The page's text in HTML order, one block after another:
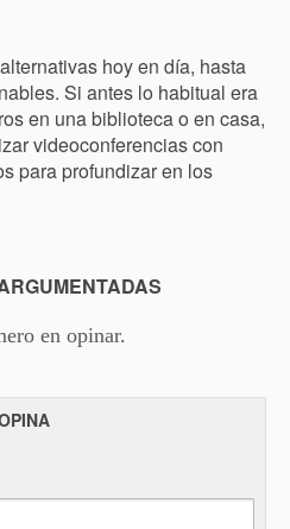
hoy en día, hasta
Si antes lo habitual era
en una biblioteca o en casa,
videoconferencias con
para profundizar en los
en opinar.